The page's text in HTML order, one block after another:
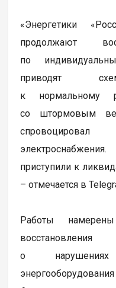
«Энергетики
продолжают
по
приводят
к нормальному
со штормовым
приступили к
– отмечается в
Работы
восстановления
о